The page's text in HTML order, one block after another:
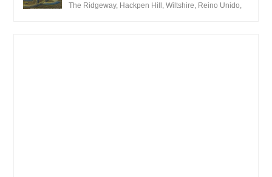
The Ridgeway, Hackpen Hill, Wiltshire, Reino Unido,